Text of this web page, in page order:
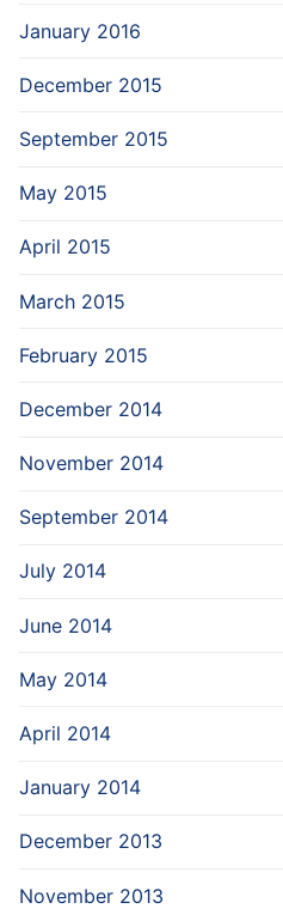
January 2016
December 2015
September 2015
May 2015
April 2015
March 2015
February 2015
December 2014
November 2014
September 2014
July 2014
June 2014
May 2014
April 2014
January 2014
December 2013
November 2013